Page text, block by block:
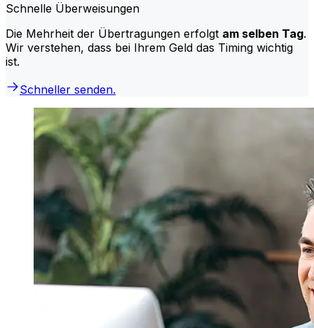
Schnelle Überweisungen
Die Mehrheit der Übertragungen erfolgt am selben Tag.
Wir verstehen, dass bei Ihrem Geld das Timing wichtig
ist.
Schneller senden.